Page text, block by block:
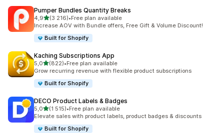
Pumper Bundles Quantity Breaks
4,9/ 5 tähteä
(3 216)
3216 arvostelua yhteensä
•Free plan available
Increase AOV with Bundle offers, Free Gift & Volume Discount!
Built for Shopify
Kaching Subscriptions App
5,0/ 5 tähteä
(822)
822 arvostelua yhteensä
•Free plan available
Grow recurring revenue with flexible product subscriptions
Built for Shopify
DECO Product Labels & Badges
5,0/ 5 tähteä
(1 515)
1515 arvostelua yhteensä
•Free plan available
Elevate sales with product labels, product badges & discounts
Built for Shopify